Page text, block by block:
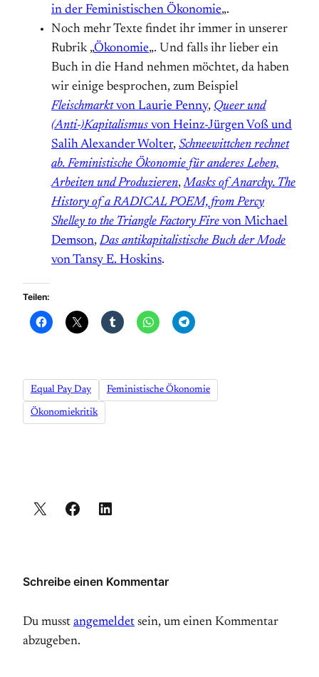
in der Feministischen Ökonomie„.
Noch mehr Texte findet ihr immer in unserer
Rubrik „Ökonomie„. Und falls ihr lieber ein
Buch in die Hand nehmen möchtet, da haben
wir einige besprochen, zum Beispiel
Fleischmarktvon Laurie Penny, Queer und
(Anti-)Kapitalismus von Heinz-Jürgen Voß und
Salih Alexander Wolter, Schneewittchen rechnet
ab. Feministische Ökonomie für anderes Leben,
Arbeiten und Produzieren,Masks of Anarchy. The
History of a RADICAL POEM, from Percy
Shelley to the Triangle Factory Fire von Michael
Demson,Das antikapitalistische Buch der Mode
von Tansy E. Hoskins.
Teilen:
Equal Pay Day Feministische Ökonomie
Ökonomiekritik
Schreibe einen Kommentar
Du musst angemeldet sein, um einen Kommentar
abzugeben.